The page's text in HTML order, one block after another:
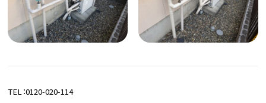
TEL：0120-020-114